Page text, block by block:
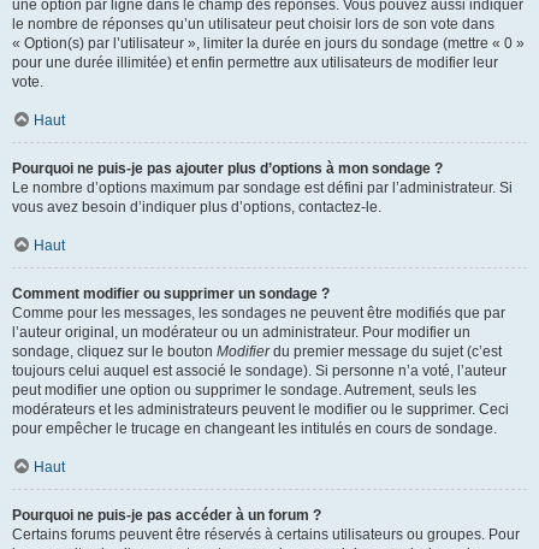
une option par ligne dans le champ des réponses. Vous pouvez aussi indiquer
le nombre de réponses qu’un utilisateur peut choisir lors de son vote dans
« Option(s) par l’utilisateur », limiter la durée en jours du sondage (mettre « 0 »
pour une durée illimitée) et enfin permettre aux utilisateurs de modifier leur
vote.
Haut
Pourquoi ne puis-je pas ajouter plus d’options à mon sondage ?
Le nombre d’options maximum par sondage est défini par l’administrateur. Si
vous avez besoin d’indiquer plus d’options, contactez-le.
Haut
Comment modifier ou supprimer un sondage ?
Comme pour les messages, les sondages ne peuvent être modifiés que par
l’auteur original, un modérateur ou un administrateur. Pour modifier un
sondage, cliquez sur le bouton Modifierdu premier message du sujet (c’est
toujours celui auquel est associé le sondage). Si personne n’a voté, l’auteur
peut modifier une option ou supprimer le sondage. Autrement, seuls les
modérateurs et les administrateurs peuvent le modifier ou le supprimer. Ceci
pour empêcher le trucage en changeant les intitulés en cours de sondage.
Haut
Pourquoi ne puis-je pas accéder à un forum ?
Certains forums peuvent être réservés à certains utilisateurs ou groupes. Pour